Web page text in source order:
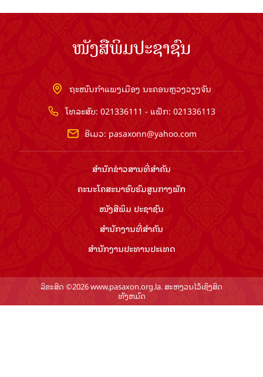
ໜັງສືພິມປະຊາຊົນ
ຖະໜົນກຳແພງເມືອງ ນະຄອນຫຼວງວຽງຈັນ
ໂທລະສັບ: 021336111 - ແຟັກ: 021336113
ອີເມວ: pasaxonn@yahoo.com
ສຳ​ນັກ​ຂ່າວ​ສານ​ທີ່​ສຳ​ຄັນ​
ຄະນະໂຄສະນາອົບຮົມ​ສູນ​ກາງ​ພັກ
ໜັງສືພິມ ປະ​ຊາ​ຊົນ
ສຳ​ນັກ​ງານ​ທີ່​ສຳ​ຄັນ
ສຳ​ນັກ​ງານ​ປະ​ທານ​ປະ​ເທດ
ລິຂະສິດ ©2026 www.pasaxon.org.la. ສະຫງວນໄວ້ເຊິງສິດ
ທັງຫມົດ